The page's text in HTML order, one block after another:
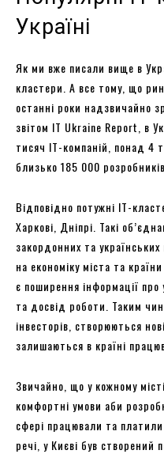
Україні
Як ми вже писали вище в
кластери. А все тому, що
останні роки надзвичайно
звітом IT Ukraine Report, в
тисяч ІТ-компаній, понад 4
близько 185 000 розробників.
Відповідно потужні ІТ-
Харкові, Дніпрі. Такі
закордонних та
на економіку міста та
є поширення інформації про
та досвід роботи. Таким
інвесторів, створюються
залишаються в країні
Звичайно, що у кожному
комфортні умови аби
сфері працювали та
речі, у Києві був створений